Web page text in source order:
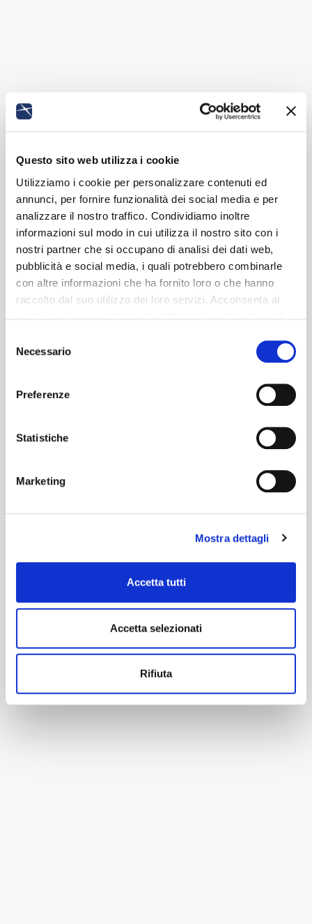
Questo sito web utilizza i cookie
Utilizziamo i cookie per personalizzare contenuti ed
annunci, per fornire funzionalità dei social media e per
analizzare il nostro traffico. Condividiamo inoltre
informazioni sul modo in cui utilizza il nostro sito con i
nostri partner che si occupano di analisi dei dati web,
pubblicità e social media, i quali potrebbero combinarle
con altre informazioni che ha fornito loro o che hanno
raccolto dal suo utilizzo dei loro servizi. Acconsenta ai
delNecessario
Preferenze
Statistiche
Marketing
Mostra dettagli
Accetta tutti
Accetta selezionati
Rifiuta